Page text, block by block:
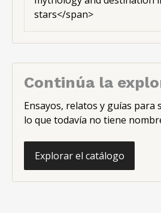
stars</span>
Continúa la
Ensayos, relatos y guías para
lo que todavía no tiene
Explorar el catálogo